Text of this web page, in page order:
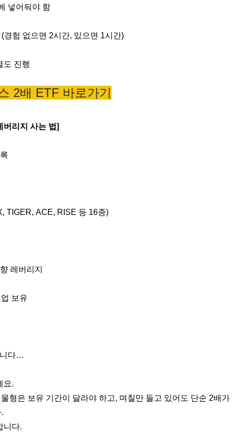
넣어둬야 함
경험 없으면 2시간, 있으면 1시간)
도 진행
2배 ETF 바로가기
버리지 사는 법]
TIGER, ACE, RISE 등 16종)
레버리지
보유
니다…
요.
형은 보유 기간이 달라야 하고, 며칠만 들고 있어도 단순 2배가
니다.